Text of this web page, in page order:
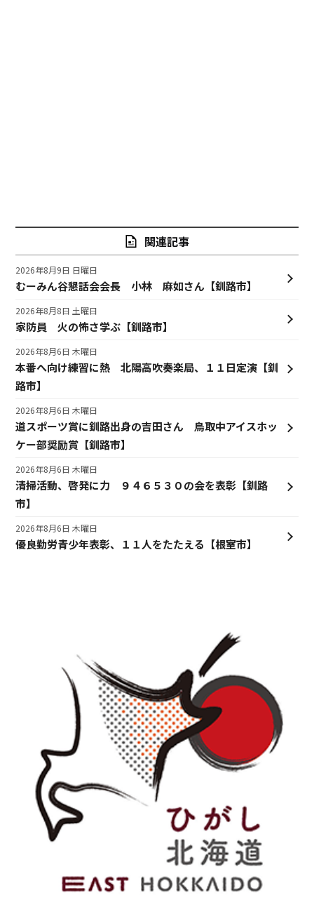
関連記事
むーみん谷懇話会会長 小林 麻如さん【釧路市】
2026年8月9日 日曜日
家防員 火の怖さ学ぶ【釧路市】
2026年8月8日 土曜日
本番へ向け練習に熱 北陽高吹奏楽局、１１日定演【釧
路市】
2026年8月6日 木曜日
道スポーツ賞に釧路出身の吉田さん 鳥取中アイスホッ
ケー部奨励賞【釧路市】
2026年8月6日 木曜日
清掃活動、啓発に力 ９４６５３０の会を表彰【釧路
市】
2026年8月6日 木曜日
優良勤労青少年表彰、１１人をたたえる【根室市】
2026年8月6日 木曜日